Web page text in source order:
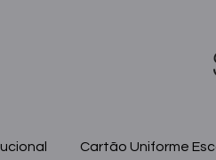
Cartão Uniforme